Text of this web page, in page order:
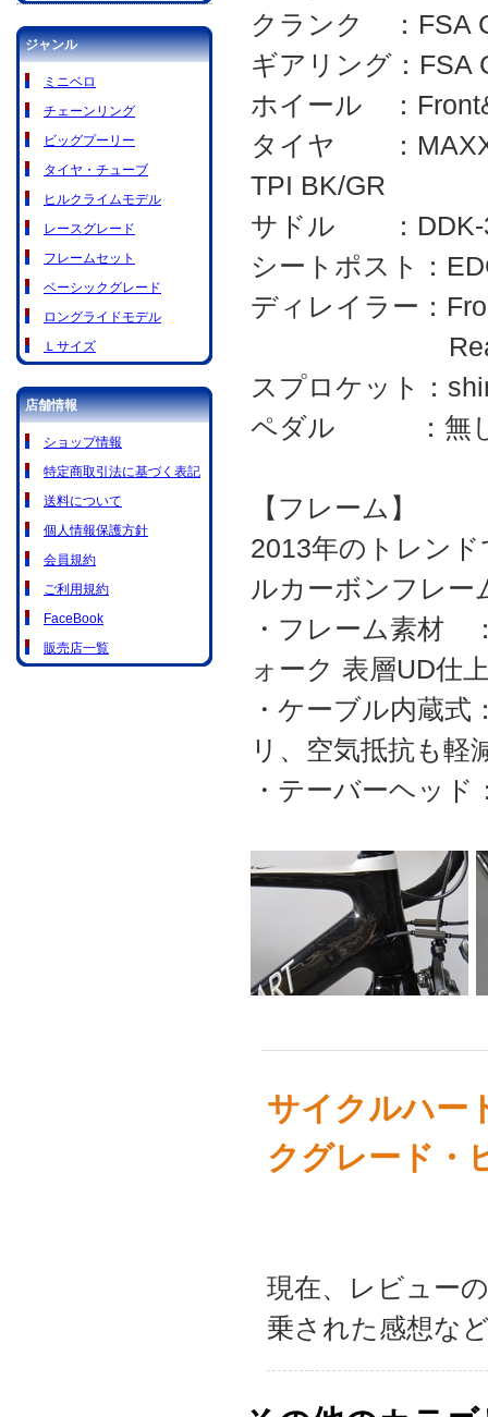
クランク ：FSA
ギアリング：FSA
ホイール ：
タイヤ ：
TPI BK/GR
サドル ：DDK-
シートポスト：
ディレイラー：
Rear
スプロケット：
ペダル ：無
【フレーム】
2013年のトレン
ルカーボンフレー
・フレーム素材
ォーク 表層UD仕
・ケーブル内蔵
リ、空気抵抗も軽
・テーバーヘッ
サイクルハ
クグレード・
現在、レビュー
乗された感想な
ジャンル
ミニベロ
チェーンリング
ビッグプーリー
タイヤ・チューブ
ヒルクライムモデル
レースグレード
フレームセット
ベーシックグレード
ロングライドモデル
Ｌサイズ
店舗情報
ショップ情報
特定商取引法に基づく表記
送料について
個人情報保護方針
会員規約
ご利用規約
FaceBook
販売店一覧